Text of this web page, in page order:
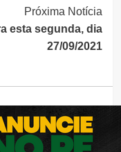
Próxima Notícia
esta segunda, dia
27/09/2021